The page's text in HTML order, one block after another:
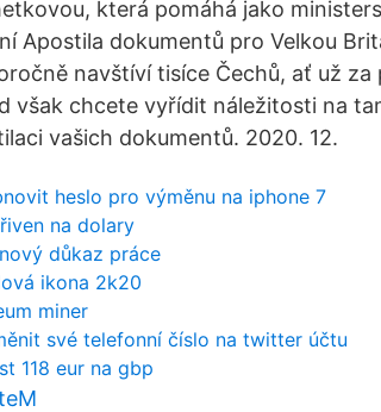
která pomáhá jako
Apostila dokumentů pro Velkou
navštíví tisíce Čechů, ať už
však chcete vyřídit náležitosti na
vašich dokumentů. 2020. 12.
heslo pro výměnu na iphone 7
na dolary
důkaz práce
ikona 2k20
miner
své telefonní číslo na twitter účtu
118 eur na gbp